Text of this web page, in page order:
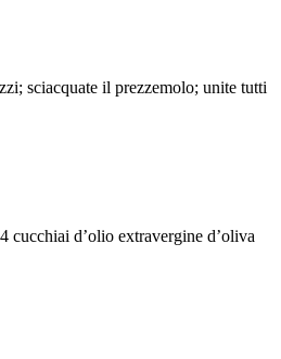
sciacquate il prezzemolo; unite tutti
cucchiai d’olio extravergine d’oliva